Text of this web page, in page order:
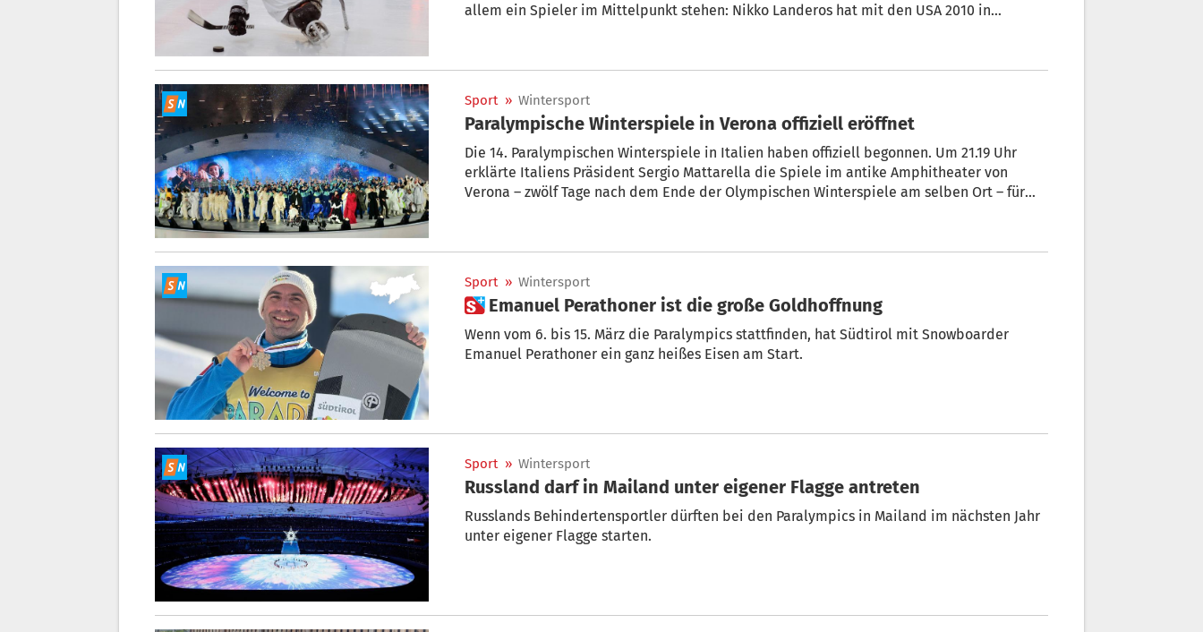
allem ein Spieler im Mittelpunkt stehen: Nikko Landeros hat mit den USA 2010 in
für Italien.
Sport » Wintersport
Paralympische Winterspiele in Verona offiziell eröffnet
Die 14. Paralympischen Winterspiele in Italien haben offiziell begonnen. Um 21.19 Uhr
erklärte Italiens Präsident Sergio Mattarella die Spiele im antike Amphitheater von
Verona – zwölf Tage nach dem Ende der Olympischen Winterspiele am selben Ort – für
Sport » Wintersport
 Emanuel Perathoner ist die große Goldhoffnung
Wenn vom 6. bis 15. März die Paralympics stattfinden, hat Südtirol mit Snowboarder
Emanuel Perathoner ein ganz heißes Eisen am Start.
Sport » Wintersport
Russland darf in Mailand unter eigener Flagge antreten
Russlands Behindertensportler dürften bei den Paralympics in Mailand im nächsten Jahr
unter eigener Flagge starten.